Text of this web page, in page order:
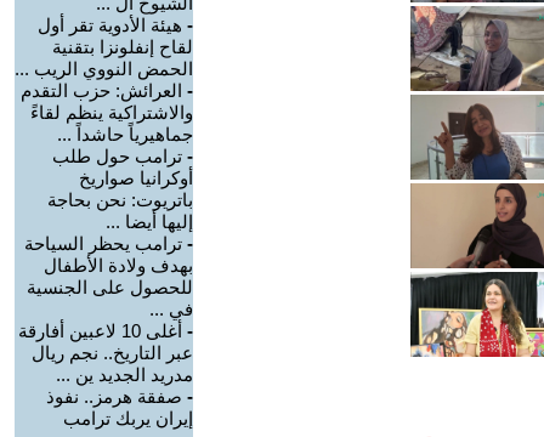
- هيئة الأدوية تقر أول
لقاح إنفلونزا بتقنية
الحمض النووي الريب ...
- العرائش: حزب التقدم
والاشتراكية ينظم لقاءً
جماهيرياً حاشداً ...
- ترامب حول طلب
أوكرانيا صواريخ
باتريوت: نحن بحاجة
إليها أيضا ...
- ترامب يحظر السياحة
بهدف ولادة الأطفال
للحصول على الجنسية
في ...
-
أغلى 10 لاعبين أفارقة
عبر التاريخ.. نجم ريال
مدريد الجديد ين ...
- صفقة هرمز.. نفوذ
إيران يربك ترامب